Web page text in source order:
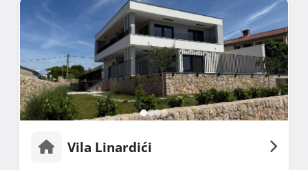
Vila Linardići